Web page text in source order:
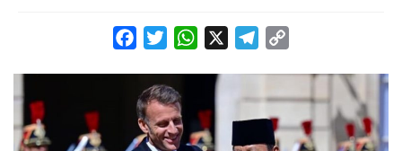
FacebookTwitterWhatsApp Telegram